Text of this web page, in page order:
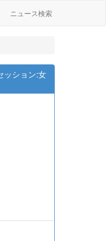
ニュース検索
ッション:女